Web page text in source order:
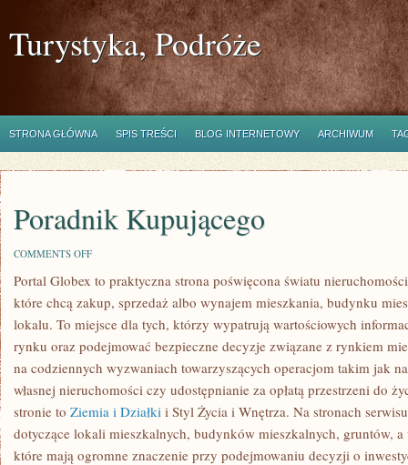
Turystyka, Podróże
STRONA GŁÓWNA SPIS TREŚCI BLOG INTERNETOWY ARCHIWUM
Poradnik Kupującego
COMMENTS OFFON
KUPUJĄCEGO
Portal Globex to praktyczna strona poświęcona światu
które chcą zakup, sprzedaż albo wynajem mieszkania, budynku
lokalu. To miejsce dla tych, którzy wypatrują wartościowych
rynku oraz podejmować bezpieczne decyzje związane z rynkiem
na codziennych wyzwaniach towarzyszących operacjom takim jak
własnej nieruchomości czy udostępnianie za opłatą przestrzeni do
stronie to Ziemia i Działki i Styl Życia i Wnętrza. Na stronach
dotyczące lokali mieszkalnych, budynków mieszkalnych, gruntów,
które mają ogromne znaczenie przy podejmowaniu decyzji o